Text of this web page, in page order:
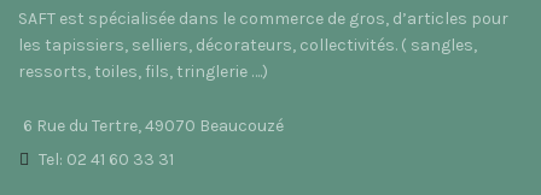
SAFT est spécialisée dans le commerce de gros, d’articles pour
les tapissiers, selliers, décorateurs, collectivités. ( sangles,
ressorts, toiles, fils, tringlerie ….)
6 Rue du Tertre, 49070 Beaucouzé
Tel: 02 41 60 33 31